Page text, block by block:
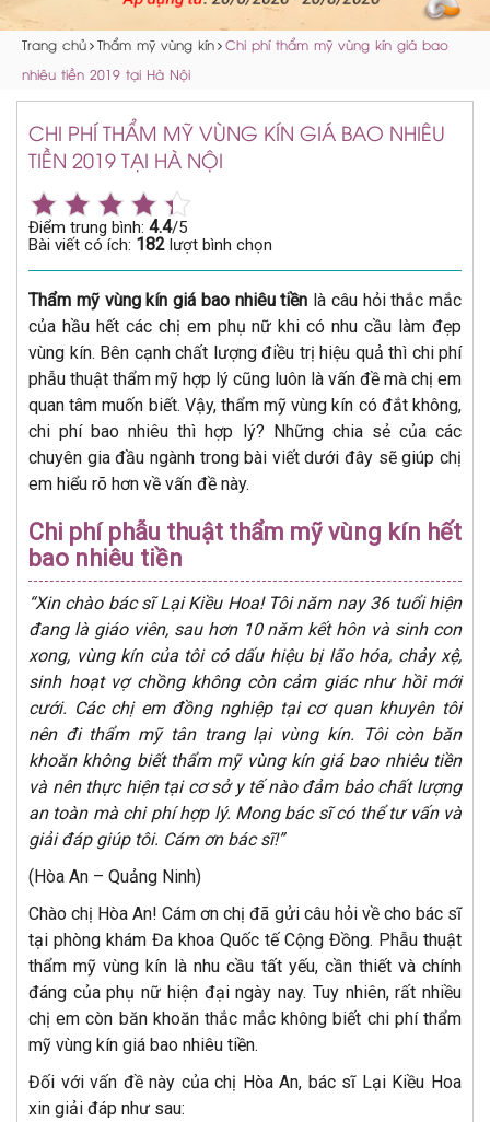
Trang chủ Thẩm mỹ vùng kín Chi phí thẩm mỹ vùng kín giá bao
nhiêu tiền 2019 tại Hà Nội
CHI PHÍ THẨM MỸ VÙNG KÍN GIÁ BAO NHIÊU
TIỀN 2019 TẠI HÀ NỘI
Điểm trung bình: 4.4/5
Bài viết có ích: 182 lượt bình chọn
Thẩm mỹ vùng kín giá bao nhiêu tiền là câu hỏi thắc mắc
của hầu hết các chị em phụ nữ khi có nhu cầu làm đẹp
vùng kín. Bên cạnh chất lượng điều trị hiệu quả thì chi phí
phẫu thuật thẩm mỹ hợp lý cũng luôn là vấn đề mà chị em
quan tâm muốn biết. Vậy, thẩm mỹ vùng kín có đắt không,
chi phí bao nhiêu thì hợp lý? Những chia sẻ của các
chuyên gia đầu ngành trong bài viết dưới đây sẽ giúp chị
em hiểu rõ hơn về vấn đề này.
Chi phí phẫu thuật thẩm mỹ vùng kín hết
bao nhiêu tiền
“Xin chào bác sĩ Lại Kiều Hoa! Tôi năm nay 36 tuổi hiện
đang là giáo viên, sau hơn 10 năm kết hôn và sinh con
xong, vùng kín của tôi có dấu hiệu bị lão hóa, chảy xệ,
sinh hoạt vợ chồng không còn cảm giác như hồi mới
cưới. Các chị em đồng nghiệp tại cơ quan khuyên tôi
nên đi thẩm mỹ tân trang lại vùng kín. Tôi còn băn
khoăn không biết thẩm mỹ vùng kín giá bao nhiêu tiền
và nên thực hiện tại cơ sở y tế nào đảm bảo chất lượng
an toàn mà chi phí hợp lý. Mong bác sĩ có thể tư vấn và
giải đáp giúp tôi. Cám ơn bác sĩ!”
(Hòa An – Quảng Ninh)
Chào chị Hòa An! Cám ơn chị đã gửi câu hỏi về cho bác sĩ
tại phòng khám Đa khoa Quốc tế Cộng Đồng. Phẫu thuật
thẩm mỹ vùng kín là nhu cầu tất yếu, cần thiết và chính
đáng của phụ nữ hiện đại ngày nay. Tuy nhiên, rất nhiều
chị em còn băn khoăn thắc mắc không biết chi phí thẩm
mỹ vùng kín giá bao nhiêu tiền.
Đối với vấn đề này của chị Hòa An, bác sĩ Lại Kiều Hoa
xin giải đáp như sau: